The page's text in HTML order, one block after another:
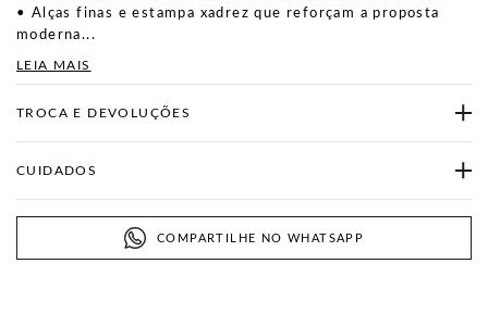
• Alças finas e estampa xadrez que reforçam a proposta
moderna...
LEIA MAIS
TROCA E DEVOLUÇÕES
CUIDADOS
COMPARTILHE NO WHATSAPP